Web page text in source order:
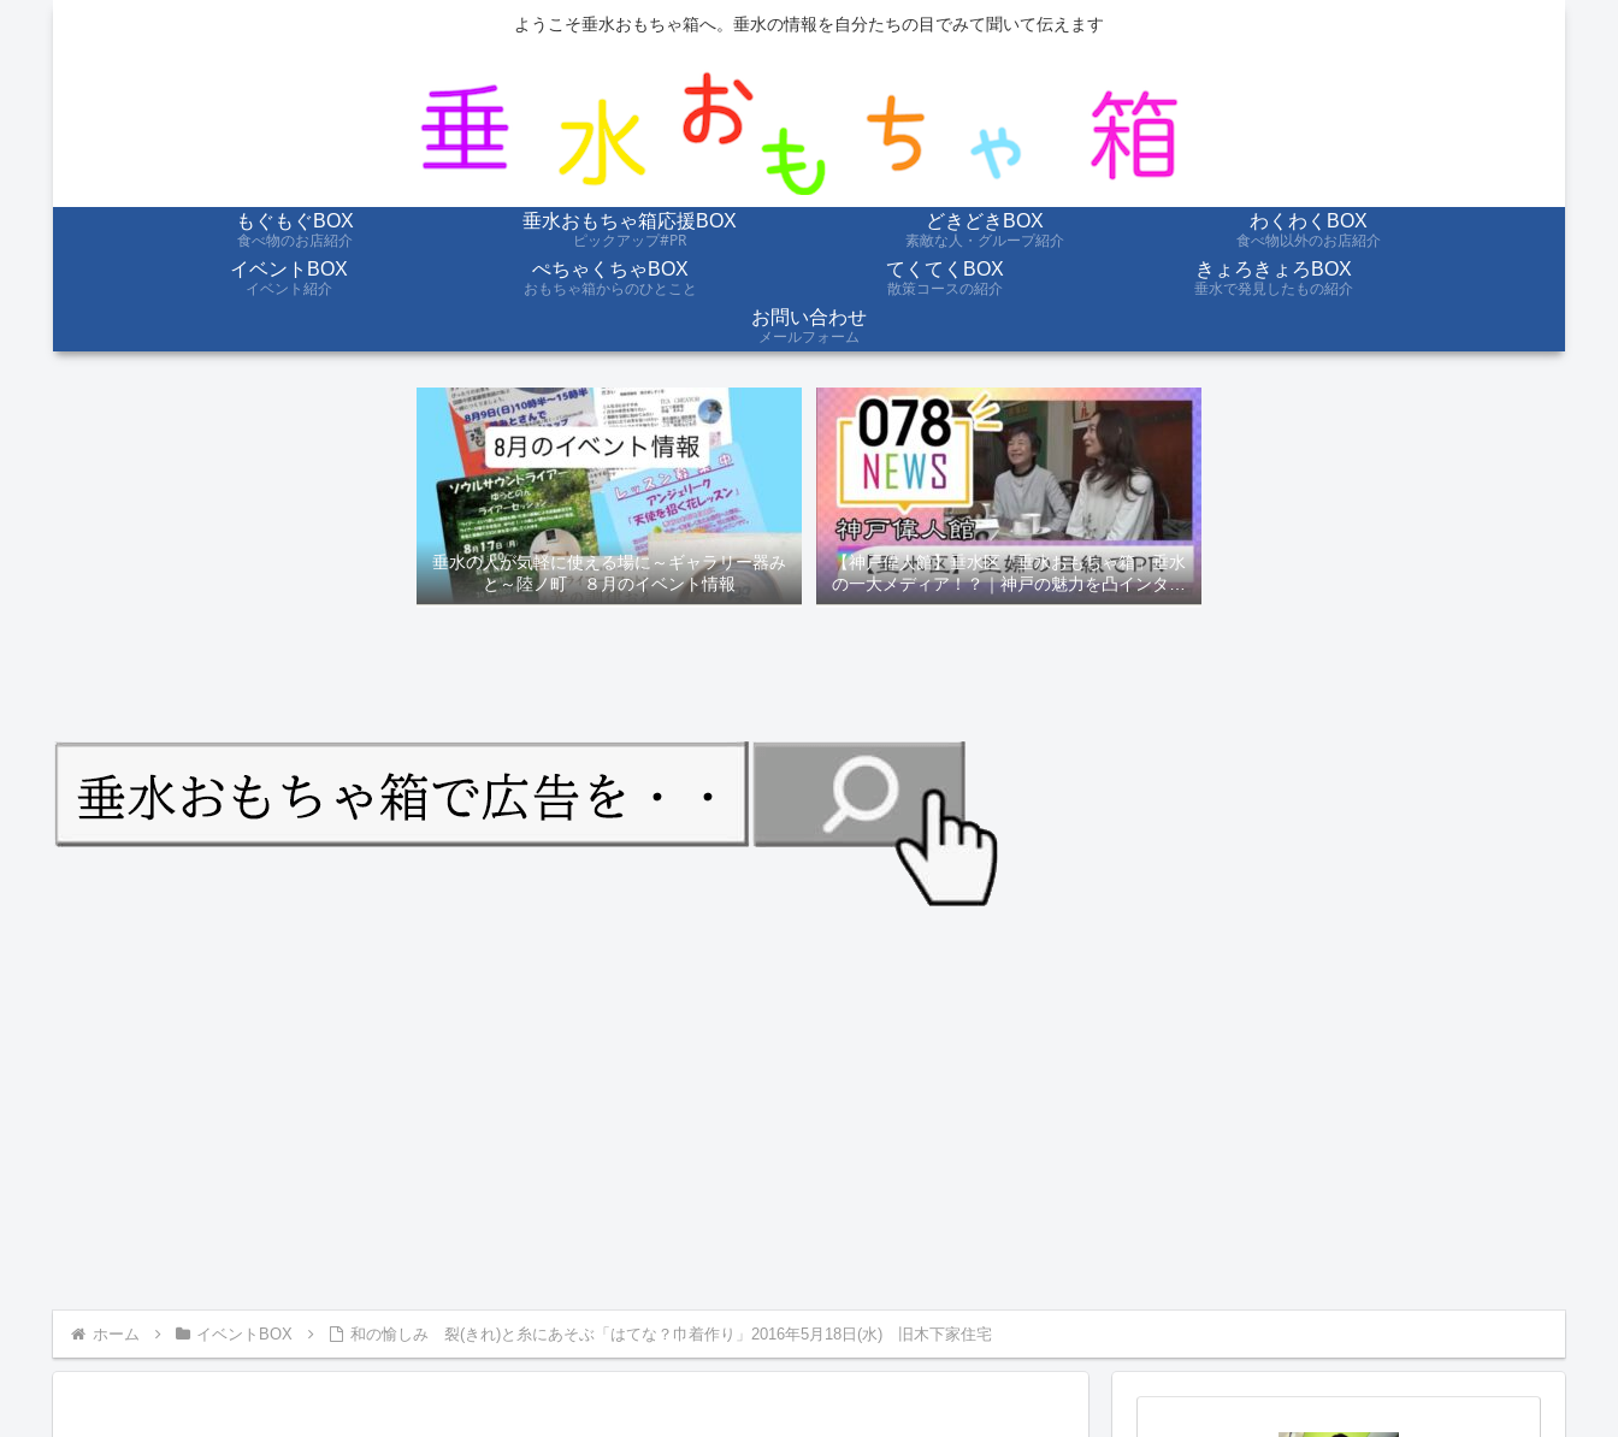
ようこそ垂水おもちゃ箱へ。垂水の情報を自分たちの目でみて聞いて伝えます
もぐもぐBOX
食べ物のお店紹介
垂水おもちゃ箱応援BOX
ピックアップ#PR
どきどきBOX
素敵な人・グループ紹介
わくわくBOX
食べ物以外のお店紹介
イベントBOX
イベント紹介
ぺちゃくちゃBOX
おもちゃ箱からのひとこと
てくてくBOX
散策コースの紹介
きょろきょろBOX
垂水で発見したもの紹介
お問い合わせ
メールフォーム
垂水の人が気軽に使える場に～ギャラリー器み
と～陸ノ町 ８月のイベント情報
【神戸偉人館】垂水区「垂水おもちゃ箱」垂水
の一大メディア！？｜神戸の魅力を凸インタビ
ュー！！【078NEWS( 078ニュース)】
ホーム イベントBOX 和の愉しみ 裂(きれ)と糸にあそぶ「はてな？巾着作り」2016年5月18日(水) 旧木下家住宅